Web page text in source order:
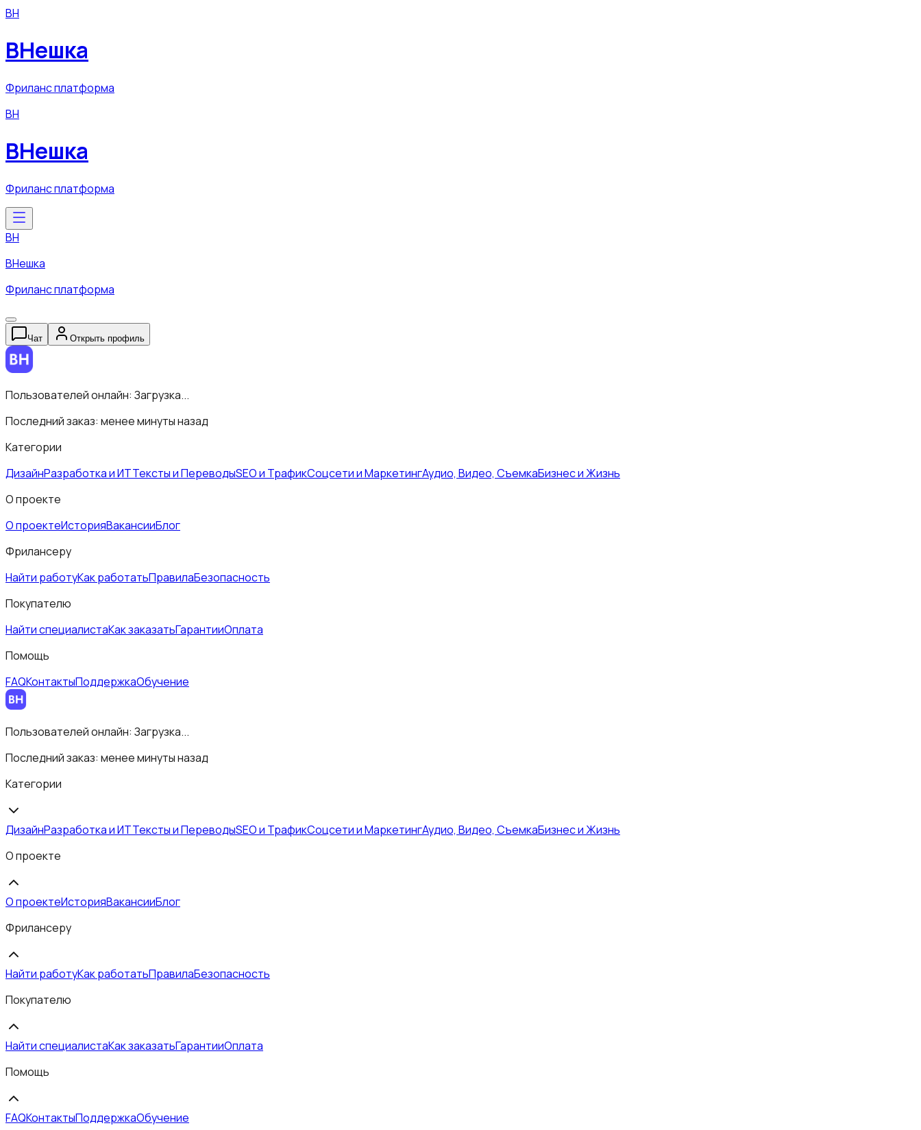
ВН
ВНешка
Фриланс платформа
ВН
ВНешка
Фриланс платформа
ВН
ВНешка
Фриланс платформа
Чат Открыть профиль
Пользователей онлайн: Загрузка...
Последний заказ: менее минуты назад
Категории
ДизайнРазработка и ИТТексты и ПереводыSEO и ТрафикСоцсети и МаркетингАудио, Видео, СъемкаБизнес и Жизнь
О проекте
О проектеИсторияВакансииБлог
Фрилансеру
Найти работуКак работатьПравилаБезопасность
Покупателю
Найти специалистаКак заказатьГарантииОплата
Помощь
FAQКонтактыПоддержкаОбучение
Пользователей онлайн: Загрузка...
Последний заказ: менее минуты назад
Категории
ДизайнРазработка и ИТТексты и ПереводыSEO и ТрафикСоцсети и МаркетингАудио, Видео, СъемкаБизнес и Жизнь
О проекте
О проектеИсторияВакансииБлог
Фрилансеру
Найти работуКак работатьПравилаБезопасность
Покупателю
Найти специалистаКак заказатьГарантииОплата
Помощь
FAQКонтактыПоддержкаОбучение